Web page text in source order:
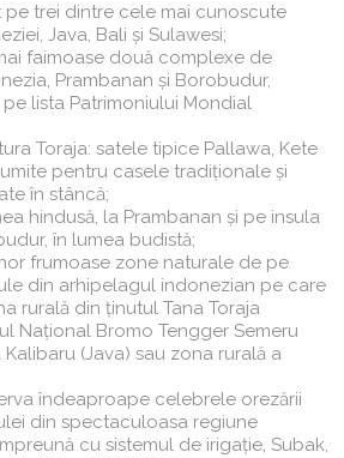
pe trei dintre cele mai cunoscute
Java, Bali și Sulawesi;
faimoase două complexe de
Prambanan și Borobudur,
lista Patrimoniului Mondial
Toraja: satele tipice Pallawa, Kete
pentru casele tradiționale și
în stâncă;
hindusă, la Prambanan și pe insula
în lumea budistă;
frumoase zone naturale de pe
din arhipelagul indonezian pe care
rurală din ținutul Tana Toraja
Național Bromo Tengger Semeru
Kalibaru (Java) sau zona rurală a
îndeaproape celebrele orezării
din spectaculoasa regiune
cu sistemul de irigație, Subak,